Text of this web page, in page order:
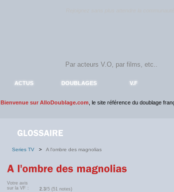
ACTUS DOUBLAGES V.F
Bienvenue sur AlloDoublage.com , le site référence du doublage
Series TV > A l'ombre des magnolias
Votre avis
sur la VF :
2.3/5 (51 notes)